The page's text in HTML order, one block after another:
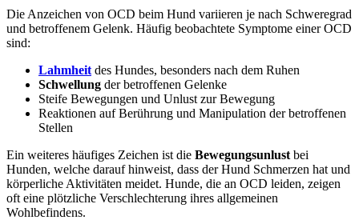
Die Anzeichen von OCD beim Hund variieren je nach Schweregrad
und betroffenem Gelenk. Häufig beobachtete Symptome einer OCD
sind:
Lahmheit des Hundes, besonders nach dem Ruhen
Schwellung der betroffenen Gelenke
Steife Bewegungen und Unlust zur Bewegung
Reaktionen auf Berührung und Manipulation der betroffenen
Stellen
Ein weiteres häufiges Zeichen ist die Bewegungsunlust bei
Hunden, welche darauf hinweist, dass der Hund Schmerzen hat und
körperliche Aktivitäten meidet. Hunde, die an OCD leiden, zeigen
oft eine plötzliche Verschlechterung ihres allgemeinen
Wohlbefindens.